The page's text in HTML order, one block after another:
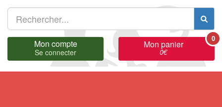
Mon compte
Se connecter
Mon panier
0€
0